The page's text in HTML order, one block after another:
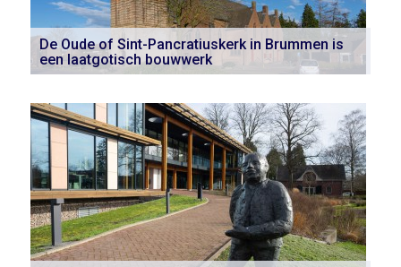
De Oude of Sint-Pancratiuskerk in Brummen is
een laatgotisch bouwwerk